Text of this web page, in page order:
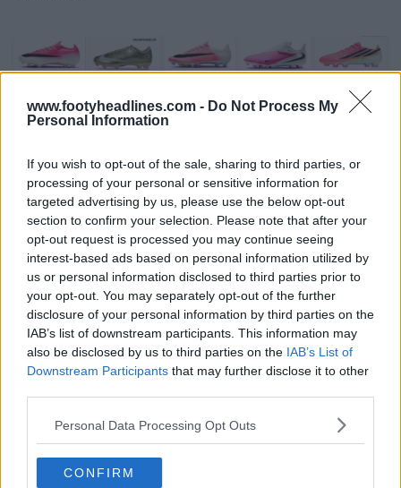
www.footyheadlines.com - Do Not Process My
Personal Information
If you wish to opt-out of the sale, sharing to third parties, or
processing of your personal or sensitive information for
targeted advertising by us, please use the below opt-out
section to confirm your selection. Please note that after your
opt-out request is processed you may continue seeing
interest-based ads based on personal information utilized by
us or personal information disclosed to third parties prior to
your opt-out. You may separately opt-out of the further
disclosure of your personal information by third parties on the
IAB’s list of downstream participants. This information may
also be disclosed by us to third parties on the IAB’s List of
Downstream Participants that may further disclose it to other
Personal Data Processing Opt Outs
CONFIRM
El legado de las zapatillas deportivas: archivo de
botas de fútbol
OFICIAL Sneaker Legacy